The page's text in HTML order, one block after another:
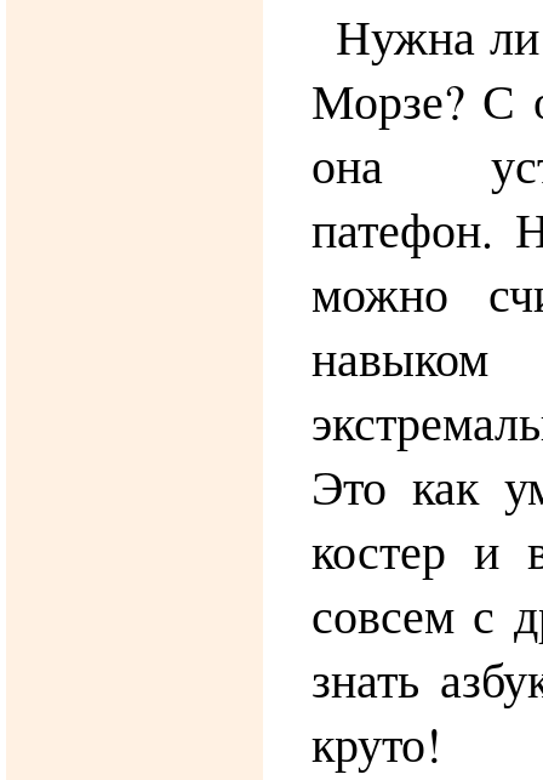
Нужна ли
Морзе? С
она
патефон.
можно
навыком
Это как
костер и
совсем с
знать
круто!